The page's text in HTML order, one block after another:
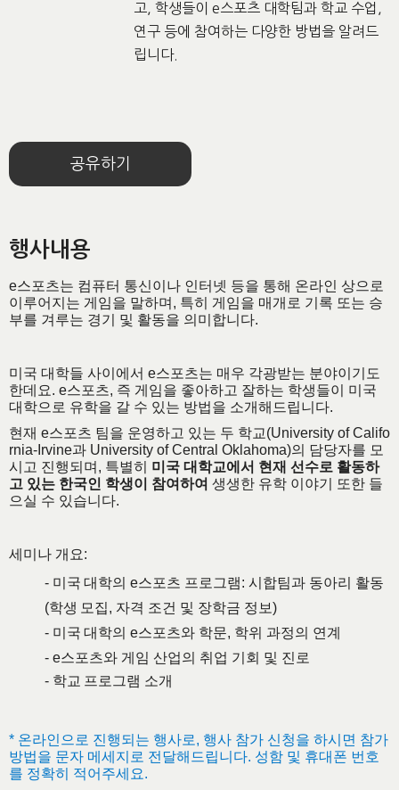
고, 학생들이 e스포츠 대학팀과 학교 수업,
연구 등에 참여하는 다양한 방법을 알려드
립니다.
공유하기
행사내용
e스포츠는 컴퓨터 통신이나 인터넷 등을 통해 온라인 상으로
이루어지는 게임을 말하며, 특히 게임을 매개로 기록 또는 승
부를 겨루는 경기 및 활동을 의미합니다.
미국 대학들 사이에서 e스포츠는 매우 각광받는 분야이기도
한데요. e스포츠, 즉 게임을 좋아하고 잘하는 학생들이 미국
대학으로 유학을 갈 수 있는 방법을 소개해드립니다.
현재 e스포츠 팀을 운영하고 있는 두 학교(University of Califo
rnia-Irvine과 University of Central Oklahoma)의 담당자를 모
시고 진행되며, 특별히 미국 대학교에서 현재 선수로 활동하
고 있는 한국인 학생이 참여하여 생생한 유학 이야기 또한 들
으실 수 있습니다.
세미나 개요:
- 미국 대학의 e스포츠 프로그램: 시합팀과 동아리 활동
(학생 모집, 자격 조건 및 장학금 정보)
- 미국 대학의 e스포츠와 학문, 학위 과정의 연계
- e스포츠와 게임 산업의 취업 기회 및 진로
- 학교 프로그램 소개
* 온라인으로 진행되는 행사로, 행사 참가 신청을 하시면 참가
방법을 문자 메세지로 전달해드립니다. 성함 및 휴대폰 번호
를 정확히 적어주세요.